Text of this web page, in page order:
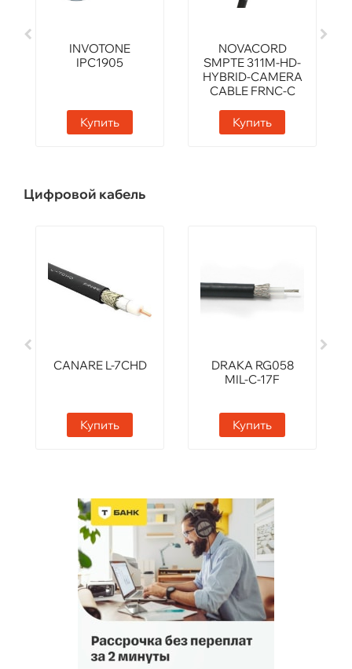
INVOTONE
IPC1905
Купить
NOVACORD
SMPTE 311M-HD-
HYBRID-CAMERA
CABLE FRNC-C
Купить
Цифровой кабель
CANARE L-7CHD
Купить
DRAKA RG058
MIL-C-17F
Купить